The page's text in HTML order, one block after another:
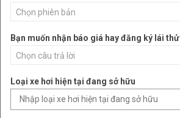
Chọn phiên bản
Bạn muốn nhận báo giá hay đăng ký lái thử
Chọn câu trả lời
Loại xe hơi hiện tại đang sở hữu